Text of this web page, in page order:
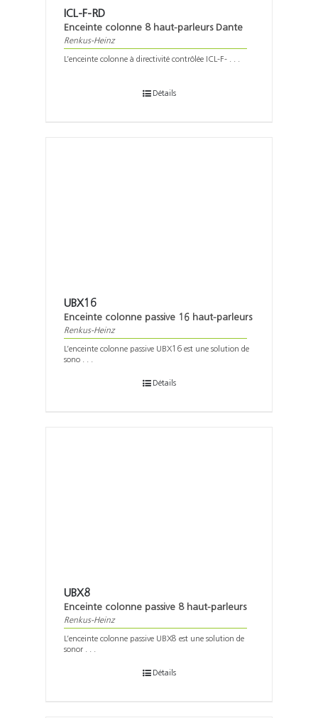
ICL-F-RD
Enceinte colonne 8 haut-parleurs Dante
Renkus-Heinz
L’enceinte colonne à directivité contrôlée ICL-F- . . .
Détails
UBX16
Enceinte colonne passive 16 haut-parleurs
Renkus-Heinz
L’enceinte colonne passive UBX16 est une solution de
sono . . .
Détails
UBX8
Enceinte colonne passive 8 haut-parleurs
Renkus-Heinz
L’enceinte colonne passive UBX8 est une solution de
sonor . . .
Détails